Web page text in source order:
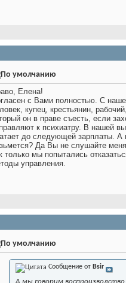
Елена!
с Вами полностью. С
купец, крестьянин,
он в праве съесть, если
к психиатру. В нашей
до следующей зарплаты. А
Да Вы не слушайте
только мы попытались
управления.
Сообщение от Bsir